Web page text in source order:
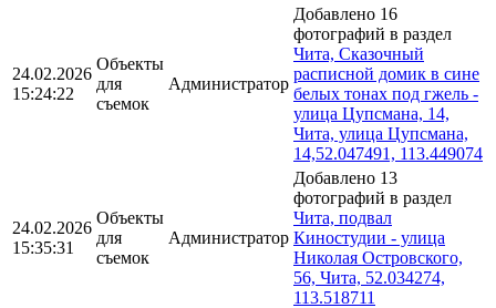
24.02.2026
15:24:22
Объекты
для
съемок
Администратор
Добавлено 16
фотографий в раздел
Чита, Сказочный
расписной домик в сине
белых тонах под гжель -
улица Цупсмана, 14,
Чита, улица Цупсмана,
14,52.047491, 113.449074
24.02.2026
15:35:31
Объекты
для
съемок
Администратор
Добавлено 13
фотографий в раздел
Чита, подвал
Киностудии - улица
Николая Островского,
56, Чита, 52.034274,
113.518711